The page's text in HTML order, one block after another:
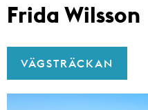
Frida Wilsson
VÄGSTRÄCKAN